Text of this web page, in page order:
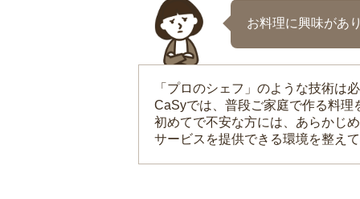
お料理に興味があ
「プロのシェフ」のような技術は
CaSyでは、普段ご家庭で作る料理
初めてで不安な方には、あらかじ
サービスを提供できる環境を整えて